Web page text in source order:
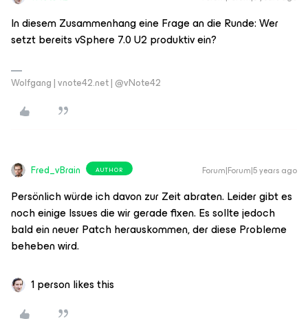
In diesem Zusammenhang eine Frage an die Runde: Wer
setzt bereits vSphere 7.0 U2 produktiv ein?
Wolfgang | vnote42.net | @vNote42
Fred_vBrain AUTHOR Forum|Forum|5 years ago
Persönlich würde ich davon zur Zeit abraten. Leider gibt es
noch einige Issues die wir gerade fixen. Es sollte jedoch
bald ein neuer Patch herauskommen, der diese Probleme
beheben wird.
1 person likes this